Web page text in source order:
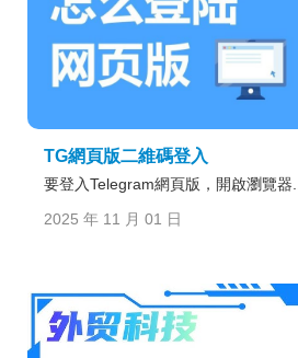
TG網頁版二維碼登入
要登入Telegram網頁版，開啟瀏覽器...
2025 年 11 月 01 日